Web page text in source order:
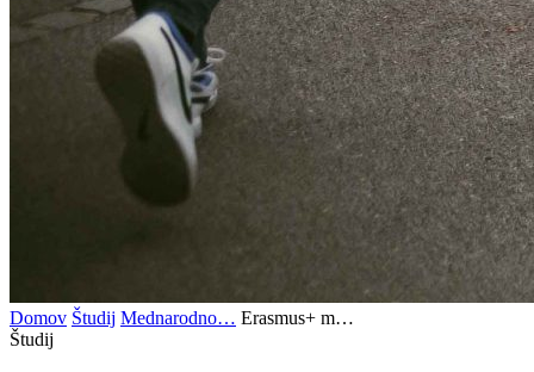
Domov Študij Mednarodno… Erasmus+ m…
Študij